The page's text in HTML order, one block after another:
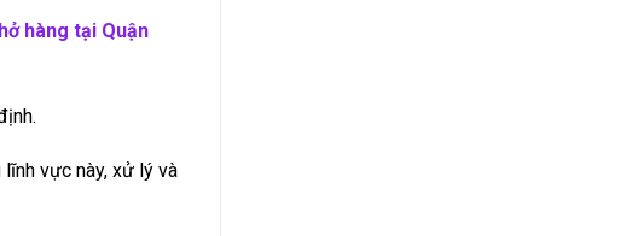
hàng tại Quận
lĩnh vực này, xử lý và